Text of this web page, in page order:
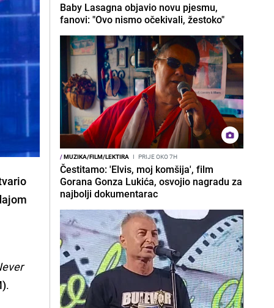
.
Baby Lasagna objavio novu pjesmu,
fanovi: "Ovo nismo očekivali, žestoko"
/MUZIKA/FILM/LEKTIRA I PRIJE OKO 7H
Čestitamo: 'Elvis, moj komšija', film
Gorana Gonza Lukića, osvojio nagradu za
najbolji dokumentarac